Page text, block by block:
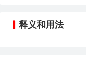
释义和用法